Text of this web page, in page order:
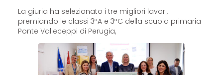
La giuria ha selezionato i tre migliori lavori,
premiando le classi 3ªA e 3ªC della scuola primaria
Ponte Valleceppi di Perugia,